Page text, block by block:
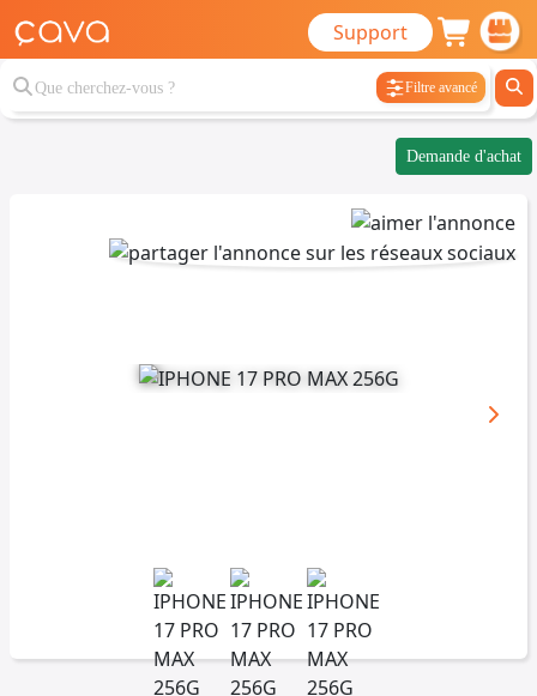
Support
Filtre avancé
Demande d'achat